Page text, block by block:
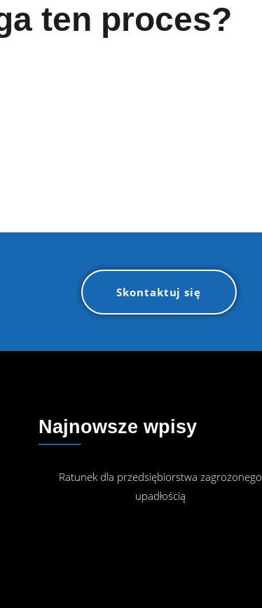
ten proces?
Skontaktuj się
Najnowsze wpisy
Ratunek dla przedsiębiorstwa zagrożonego
upadłością